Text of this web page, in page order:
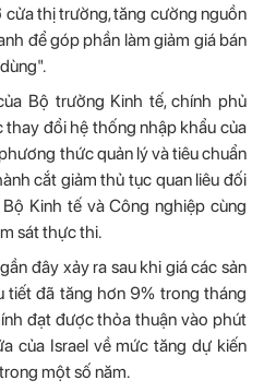
thị trường, tăng cường nguồn
để góp phần làm giảm giá bán
Bộ trưởng Kinh tế, chính phủ
thay đổi hệ thống nhập khẩu của
thức quản lý và tiêu chuẩn
cắt giảm thủ tục quan liêu đối
Kinh tế và Công nghiệp cùng
sát thực thi.
đây xảy ra sau khi giá các sản
tiết đã tăng hơn 9% trong tháng
đạt được thỏa thuận vào phút
của Israel về mức tăng dự kiến
một số năm.